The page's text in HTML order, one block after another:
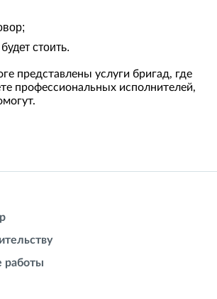
стоить.
представлены услуги бригад, где
профессиональных исполнителей,
работы